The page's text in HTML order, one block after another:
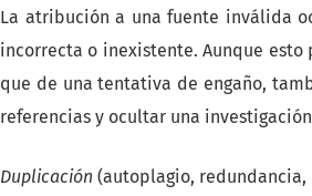
La atribución a una fuente inválida
incorrecta o inexistente. Aunque
que de una tentativa de engaño,
referencias y ocultar una
Duplicación (autoplagio,